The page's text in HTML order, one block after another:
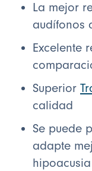
La mejor
audífonos
Excelente
Superior
calidad
Se puede
adapte